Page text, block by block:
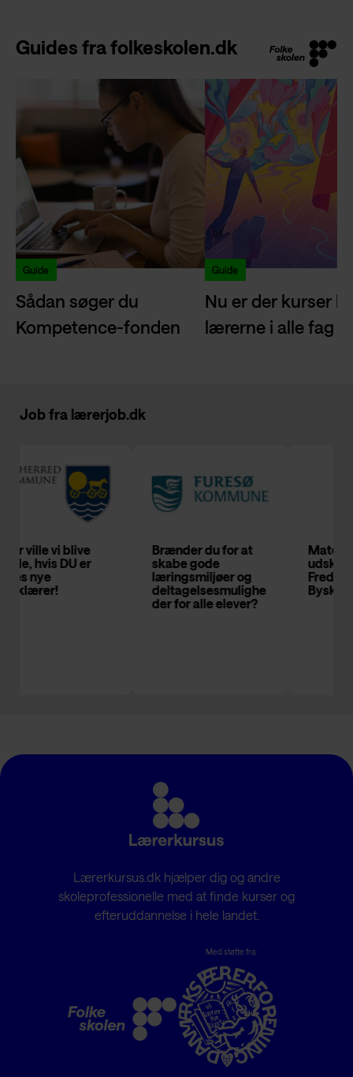
Guides fra folkeskolen.dk
Guide
Sådan søger du
Kompetence-fonden
Guide
Nu er der kurser
lærerne i alle fag
Job fra lærerjob.dk
Brænder du for at
skabe gode
læringsmiljøer og
deltagelsesmulighe
der for alle elever?
Matematiklærer til
udskolingen på
Frederiksborg
Byskole
Lærerkursus.dk hjælper dig og andre
skoleprofessionelle med at finde kurser og
efteruddannelse i hele landet.
Med støtte fra: